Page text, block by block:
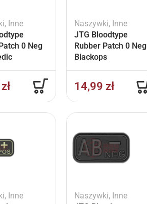
, Inne
0 Neg
zł
Naszywki, Inne
JTG Bloodtype
Rubber Patch 0 Neg
Blackops
14,99 zł
, Inne
Naszywki, Inne